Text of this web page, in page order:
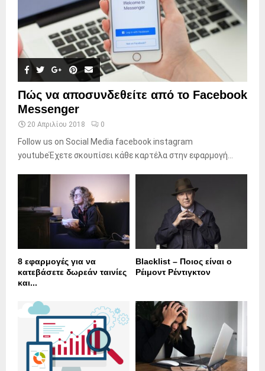
Πώς να αποσυνδεθείτε από το Facebook
Messenger
20 Απριλίου 2018 0
Follow us on Social Media facebook instagram
youtubeΈχετε σκουπίσει κάθε καρτέλα στην εφαρμογή...
8 εφαρμογές για να
κατεβάσετε δωρεάν ταινίες
και...
Blacklist – Ποιος είναι ο
Ρέιμοντ Ρέντιγκτον